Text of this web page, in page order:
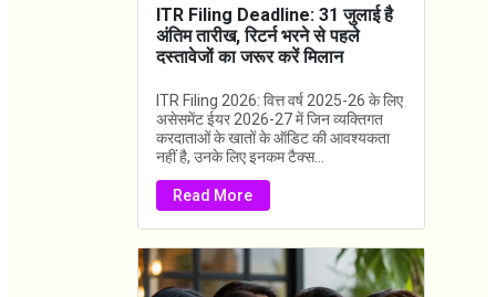
ITR Filing Deadline: 31 जुलाई है
अंतिम तारीख, रिटर्न भरने से पहले
दस्तावेजों का जरूर करें मिलान
ITR Filing 2026: वित्त वर्ष 2025-26 के लिए
असेसमेंट ईयर 2026-27 में जिन व्यक्तिगत
करदाताओं के खातों के ऑडिट की आवश्यकता
नहीं है, उनके लिए इनकम टैक्स...
Read More